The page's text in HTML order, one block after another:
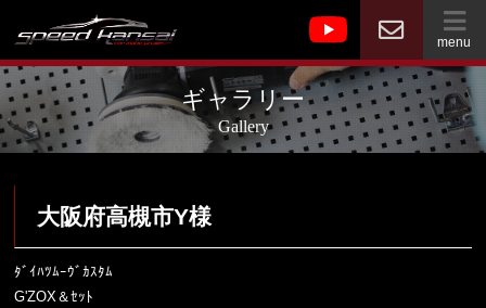
menu
ギャラリー
Gallery
大阪府高槻市Y様
ﾀﾞｲﾊﾂﾑｰｳﾞｶｽﾀﾑ
G'ZOX＆ｾｯﾄ